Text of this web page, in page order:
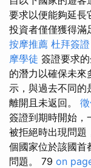
要求以便能夠延長
投資者僅僅獲得滿
按摩推薦 杜拜簽證
摩學徒 簽證要求
的潛力以確保未來
示，與過去不同的
離開且未返回。
簽證到期時開始，
被拒絕時出現問題
個國家位於該國首
問題。 79 on